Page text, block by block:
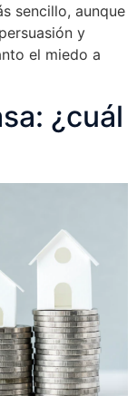
sencillo, aunque
y
el miedo a
¿cuál